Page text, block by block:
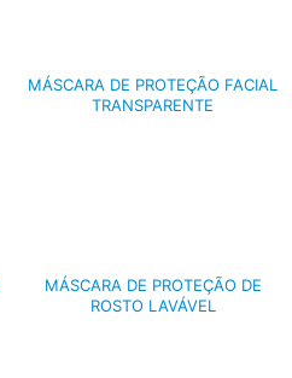
MÁSCARA DE PROTEÇÃO FACIAL
TRANSPARENTE
MÁSCARA DE PROTEÇÃO DE
ROSTO LAVÁVEL